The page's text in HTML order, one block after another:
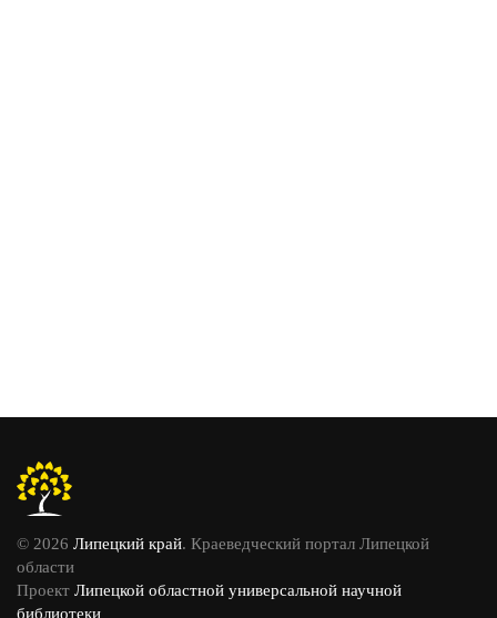
© 2026 Липецкий край. Краеведческий портал Липецкой
области
Проект Липецкой областной универсальной научной
библиотеки